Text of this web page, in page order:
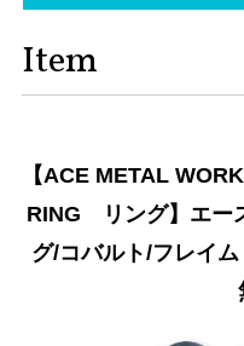
Item
【ACE METAL
RING リング】エー
グ/コバルト/フレイ